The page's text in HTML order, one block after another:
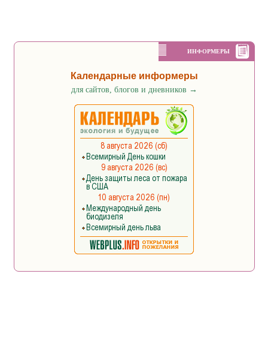
ИНФОРМЕРЫ
Календарные информеры
для сайтов, блогов и дневников →